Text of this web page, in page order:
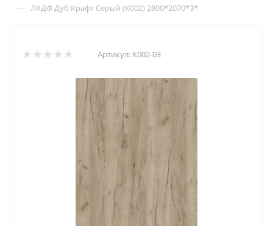
— ЛХДФ Дуб Крафт Серый (К002) 2800*2070*3*
Артикул: К002-03